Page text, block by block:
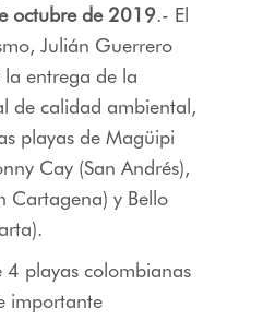
octubre de 2019.- El
Julián Guerrero
entrega de la
de calidad ambiental,
playas de Magüipi
Cay (San Andrés),
Cartagena) y Bello
4 playas colombianas
importante